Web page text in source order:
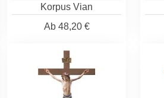
Korpus Vian
Ab48,20 €